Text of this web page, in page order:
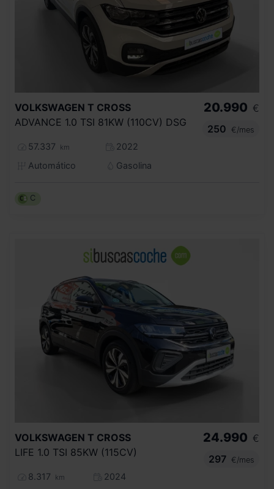
VOLKSWAGEN T CROSS
ADVANCE 1.0 TSI 81KW (110CV) DSG
57.337 km
2022
Automático
Gasolina
20.990 €
250
€/mes
C
VOLKSWAGEN T CROSS
LIFE 1.0 TSI 85KW (115CV)
8.317 km
2024
24.990 €
297
€/mes